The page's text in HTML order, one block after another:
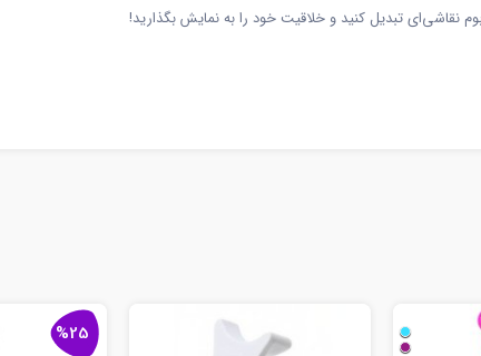
نقاشی‌ای تبدیل کنید و خلاقیت خود را به نمایش بگذارید!
%25